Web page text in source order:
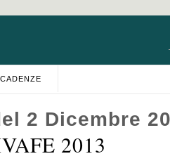
2 Dicembre
2013